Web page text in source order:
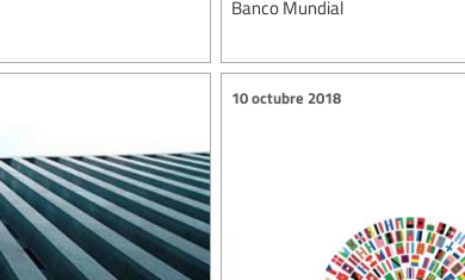
Banco Mundial
10 octubre 2018